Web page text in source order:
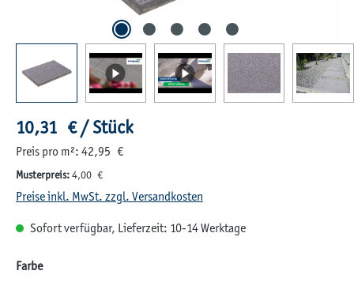
Regulärer Preis:
10,31 € / Stück
Preis pro m²: 42,95 €
Musterpreis: 4,00 €
Preise inkl. MwSt. zzgl. Versandkosten
Sofort verfügbar, Lieferzeit: 10-14 Werktage
Farbeauswählen